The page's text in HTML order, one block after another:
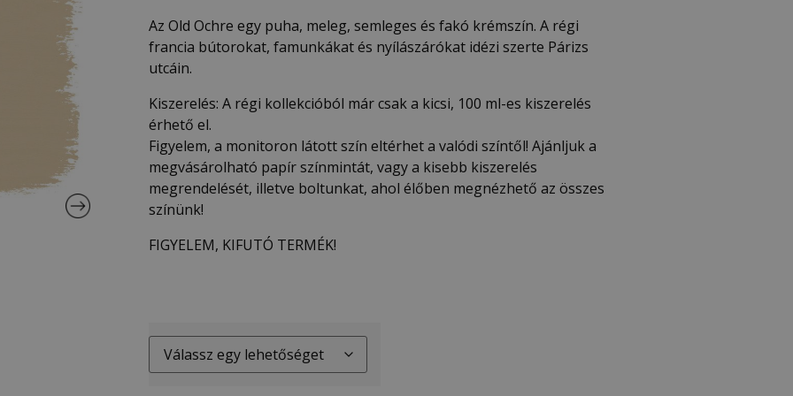
Az Old Ochre egy puha, meleg, semleges és fakó krémszín. A régi
francia bútorokat, famunkákat és nyílászárókat idézi szerte Párizs
utcáin.
Kiszerelés: A régi kollekcióból már csak a kicsi, 100 ml-es kiszerelés
érhető el.
Figyelem, a monitoron látott szín eltérhet a valódi színtől! Ajánljuk a
megvásárolható papír színmintát, vagy a kisebb kiszerelés
megrendelését, illetve boltunkat, ahol élőben megnézhető az összes
színünk!
FIGYELEM, KIFUTÓ TERMÉK!